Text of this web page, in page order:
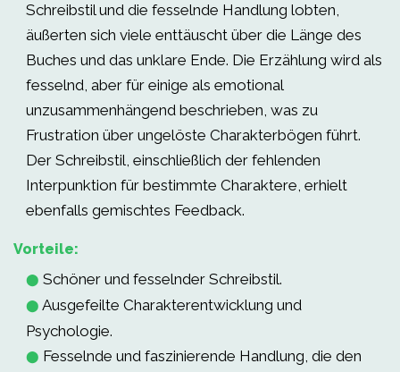
Schreibstil und die fesselnde Handlung lobten,
äußerten sich viele enttäuscht über die Länge des
Buches und das unklare Ende. Die Erzählung wird als
fesselnd, aber für einige als emotional
unzusammenhängend beschrieben, was zu
Frustration über ungelöste Charakterbögen führt.
Der Schreibstil, einschließlich der fehlenden
Interpunktion für bestimmte Charaktere, erhielt
ebenfalls gemischtes Feedback.
Vorteile:
⬤ Schöner und fesselnder Schreibstil.
⬤ Ausgefeilte Charakterentwicklung und
Psychologie.
⬤ Fesselnde und faszinierende Handlung, die den